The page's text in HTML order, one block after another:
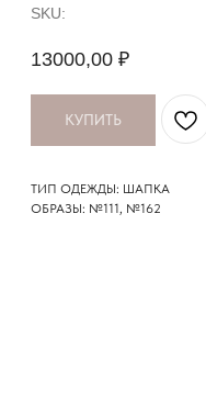
SKU:
13000,00 ₽
КУПИТЬ
ТИП ОДЕЖДЫ: ШАПКА
ОБРАЗЫ: №111, №162